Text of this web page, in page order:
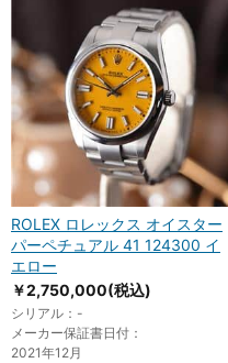
ROLEX ロレックス オイスター
パーペチュアル 41 124300 イ
エロー
￥2,750,000(税込)
シリアル：-
メーカー保証書日付：
2021年12月